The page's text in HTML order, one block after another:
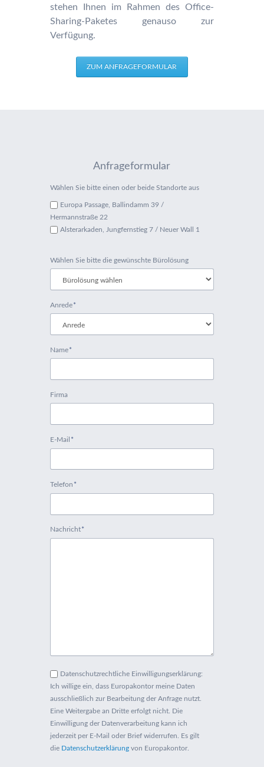
stehen Ihnen im Rahmen des Office-
Sharing-Paketes genauso zur
Verfügung.
ZUM ANFRAGEFORMULAR
Anfrageformular
Wählen Sie bitte einen oder beide Standorte aus
Europa Passage, Ballindamm 39 /
Hermannstraße 22
Alsterarkaden, Jungfernstieg 7 / Neuer Wall 1
Wählen Sie bitte die gewünschte Bürolösung
Pflichtfeld
Anrede*
Pflichtfeld
Name*
Firma
Pflichtfeld
E-Mail *
Pflichtfeld
Telefon *
Pflichtfeld
Nachricht*
Datenschutzrechtliche Einwilligungserklärung:
Ich willige ein, dass Europakontor meine Daten
ausschließlich zur Bearbeitung der Anfrage nutzt.
Eine Weitergabe an Dritte erfolgt nicht. Die
Einwilligung der Datenverarbeitung kann ich
jederzeit per E-Mail oder Brief widerrufen. Es gilt
die Datenschutzerklärungvon Europakontor.